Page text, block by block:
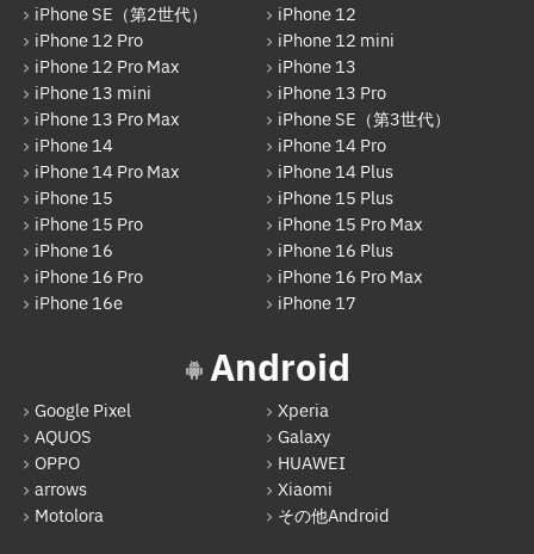
Xiaomi
Motolora
その他Android
iPad
iPad Pro 12.9インチ（第6世代）
iPad Air（第1世代）
iPad mini（第2世代）
iPad mini（第4世代）
iPad Pro 12.9インチ（第1世代）
iPhone SE（第2世代）
iPhone 12
iPhone 12 Pro
iPhone 12 mini
iPhone 12 Pro Max
iPhone 13
iPhone 13 mini
iPhone 13 Pro
iPhone 13 Pro Max
iPhone SE（第3世代）
iPhone 14
iPhone 14 Pro
iPhone 14 Pro Max
iPhone 14 Plus
iPhone 15
iPhone 15 Plus
iPhone 15 Pro
iPhone 15 Pro Max
iPhone 16
iPhone 16 Plus
iPhone 16 Pro
iPhone 16 Pro Max
iPhone 16e
iPhone 17
Android
Google Pixel
Xperia
AQUOS
Galaxy
OPPO
HUAWEI
arrows
Xiaomi
Motolora
その他Android